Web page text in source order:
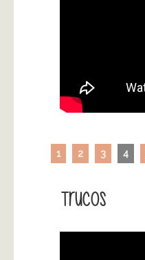
1 2 3 4
Trucos